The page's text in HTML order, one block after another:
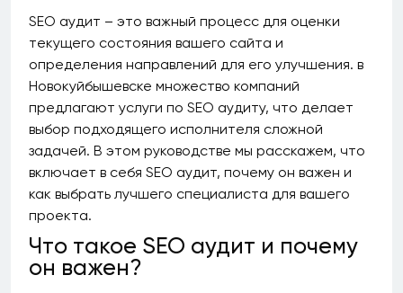
SEO аудит – это важный процесс для оценки
текущего состояния вашего сайта и
определения направлений для его улучшения. в
Новокуйбышевске множество компаний
предлагают услуги по SEO аудиту, что делает
выбор подходящего исполнителя сложной
задачей. В этом руководстве мы расскажем, что
включает в себя SEO аудит, почему он важен и
как выбрать лучшего специалиста для вашего
проекта.
Что такое SEO аудит и почему
он важен?